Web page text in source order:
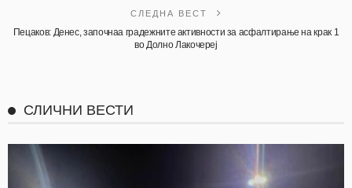
СЛЕДНА ВЕСТ
Пецаков: Денес, започнаа градежните активности за асфалтирање на крак 1
во Долно Лакочереј
СЛИЧНИ ВЕСТИ